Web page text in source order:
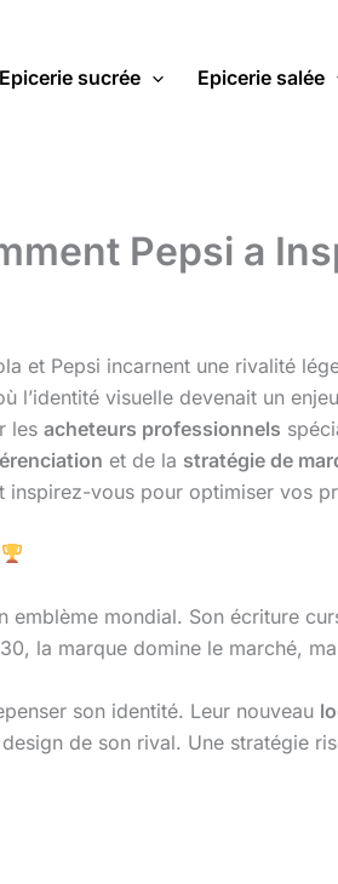
Epicerie sucrée Epicerie salée
Pepsi a
et Pepsi incarnent une rivalité
l’identité visuelle devenait un
lesacheteurs professionnels
et de la stratégie de
vous pour optimiser vos
emblème mondial. Son écriture
la marque domine le marché,
son identité. Leur nouveau
de son rival. Une stratégie